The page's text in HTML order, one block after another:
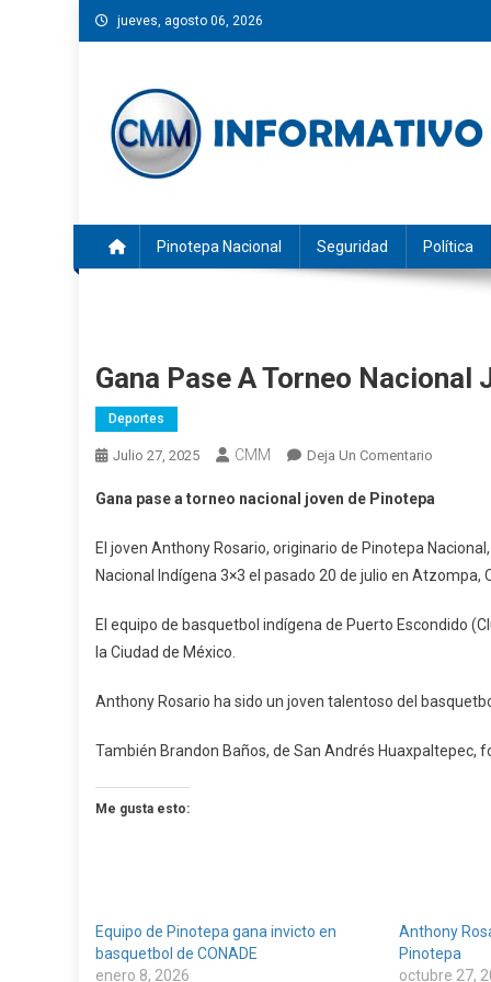
Saltar
al
jueves, agosto 06, 2026
Pinotepa Nacional Seguridad Política
Gana Pase A Torneo Nacional
Deportes
Julio 27, 2025 CMM Deja Un Comentario
Pase
Torneo
Nacional
De
Gana pase a torneo nacional joven de Pinotepa
El joven Anthony Rosario, originario de Pinotepa
Nacional Indígena 3×3 el pasado 20 de julio en Atzompa,
El equipo de basquetbol indígena de Puerto Escondido
la Ciudad de México.
Anthony Rosario ha sido un joven talentoso del
También Brandon Baños, de San Andrés Huaxpaltepec,
Me gusta esto:
Equipo de Pinotepa gana invicto en
basquetbol de CONADE
enero 8, 2026
Anthony
Pinotepa
octubre 27,